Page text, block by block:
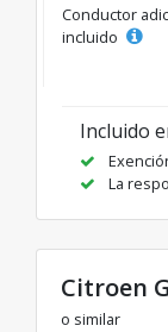
Conductor
incluido
Incluido
La
Citroen
o similar